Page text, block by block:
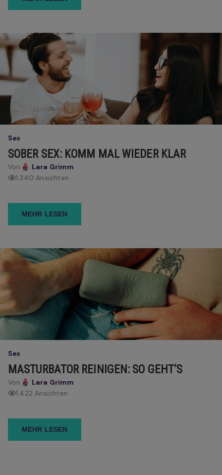
Sex
SOBER SEX: KOMM MAL WIEDER KLAR
Von
Lara Grimm
1.340 Ansichten
MEHR LESEN
Sex
MASTURBATOR REINIGEN: SO GEHT’S
Von
Lara Grimm
1.422 Ansichten
MEHR LESEN